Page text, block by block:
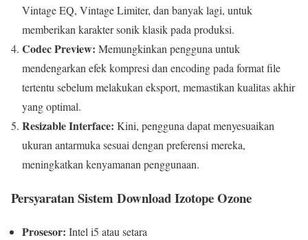
Vintage EQ, Vintage Limiter, dan banyak lagi, untuk
memberikan karakter sonik klasik pada produksi.
Codec Preview: Memungkinkan pengguna untuk
mendengarkan efek kompresi dan encoding pada format file
tertentu sebelum melakukan eksport, memastikan kualitas akhir
yang optimal.
Resizable Interface: Kini, pengguna dapat menyesuaikan
ukuran antarmuka sesuai dengan preferensi mereka,
meningkatkan kenyamanan penggunaan.
Persyaratan Sistem Download Izotope Ozone
Prosesor: Intel i5 atau setara